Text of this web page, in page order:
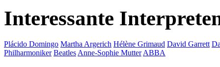
Interessante
Plácido Domingo Martha Argerich Hélène Grimaud David Garrett
Philharmoniker Beatles Anne-Sophie Mutter ABBA